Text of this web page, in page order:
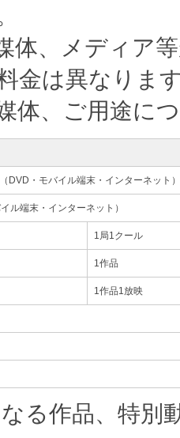
体、メディア
金は異なりま
体、ご用途に
DVD・モバイル端末・インターネット）
ル端末・インターネット）
1局1クール
1作品
1作品1放映
る作品、特別